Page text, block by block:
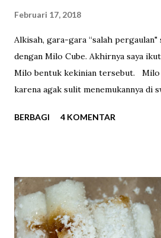
Februari 17, 2018
Alkisah, gara-gara “salah pergaulan"
dengan Milo Cube. Akhirnya saya
Milo bentuk kekinian tersebut. Milo
karena agak sulit menemukannya di
online . Di berbagai toko online Milo
Cube akhirnya tiba di tangan saya.
bungkusnya saya langsung berjumpa
mungil dengan bungkus kertas hijau
BERBAGI 4 KOMENTAR